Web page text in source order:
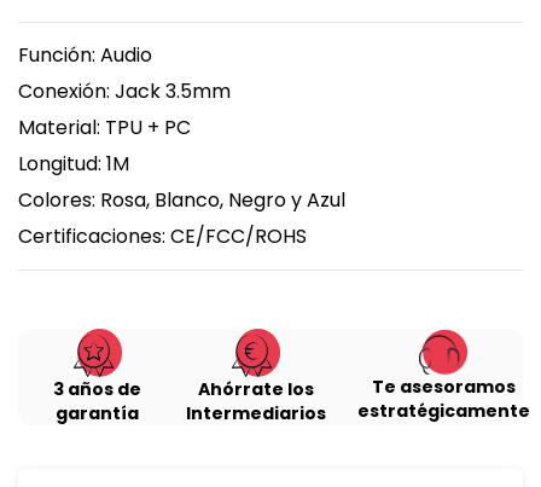
Función: Audio
Conexión: Jack 3.5mm
Material: TPU + PC
Longitud: 1M
Colores: Rosa, Blanco, Negro y Azul
Certificaciones: CE/FCC/ROHS
3 años de
garantía
Ahórrate los
Intermediarios
Te asesoramos
estratégicamente